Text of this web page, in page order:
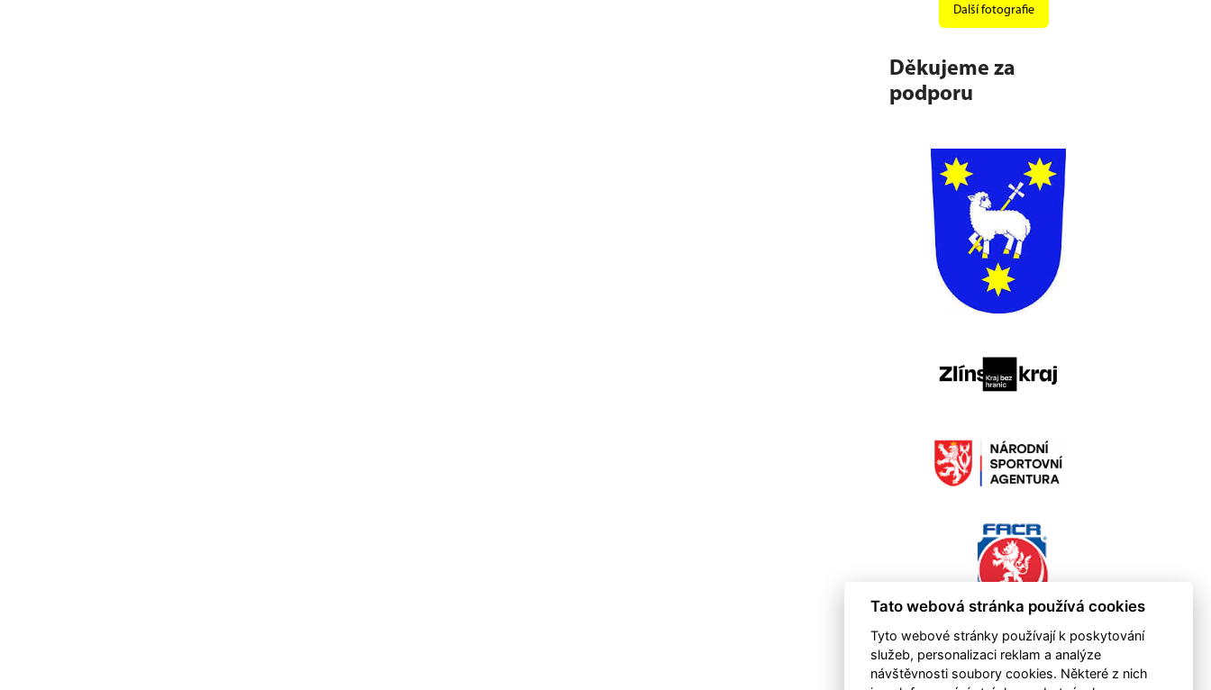
Další fotografie
Děkujeme za
podporu
Tato webová stránka používá cookies
Tyto webové stránky používají k poskytování
služeb, personalizaci reklam a analýze
návštěvnosti soubory cookies. Některé z nich